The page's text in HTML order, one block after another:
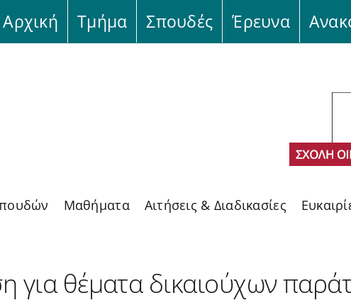
Αρχική Τμήμα Σπουδές Έρευνα
Μαθήματα Αιτήσεις & Διαδικασίες
για θέματα δικαιούχων